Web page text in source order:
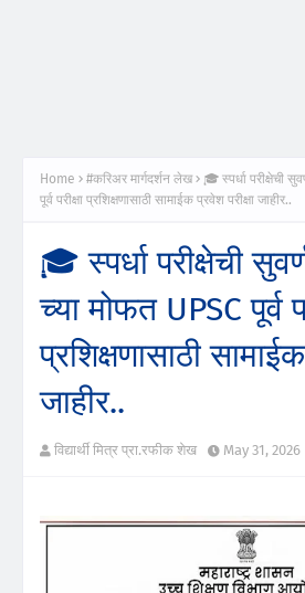
Home #करिअर मार्गदर्शन लेख
🎓 स्पर्धा परीक्षेची
पूर्व परीक्षा प्रशिक्षणासाठी सामाईक प्रवेश परीक्षा जाहीर..
🎓 स्पर्धा परीक्षेची
च्या मोफत UPSC पूर्व
प्रशिक्षणासाठी
जाहीर..
विद्यार्थी मित्र प्रा.रफीक शेख May 31, 2026